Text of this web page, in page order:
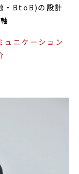
・BtoB)の設計
ュニケーション